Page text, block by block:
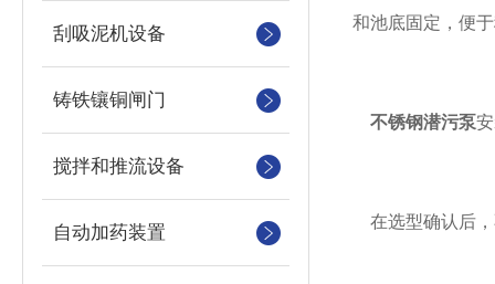
刮吸泥机设备
铸铁镶铜闸门
搅拌和推流设备
自动加药装置
和池底固定，便
不锈钢潜污泵
在选型确认后，